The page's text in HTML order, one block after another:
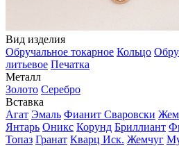
Вид изделия
Обручальное токарное Кольцо
литьевое Печатка
Металл
Золото Серебро
Вставка
Агат Эмаль Фианит Сваровски
Янтарь Оникс Корунд Бриллиант
Топаз Гранат Кварц Иск. Жемчуг